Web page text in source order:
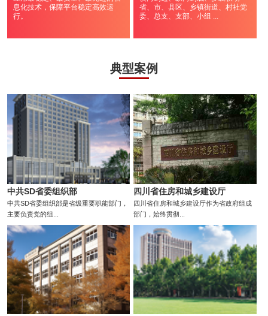
息化技术，保障平台稳定高效运
行。
省、市、县区、乡镇街道、村社党
委、总支、支部、小组 ...
典型案例
中共SD省委组织部
中共SD省委组织部是省级重要职能部门，
主要负责党的组...
四川省住房和城乡建设厅
四川省住房和城乡建设厅作为省政府组成
部门，始终贯彻...